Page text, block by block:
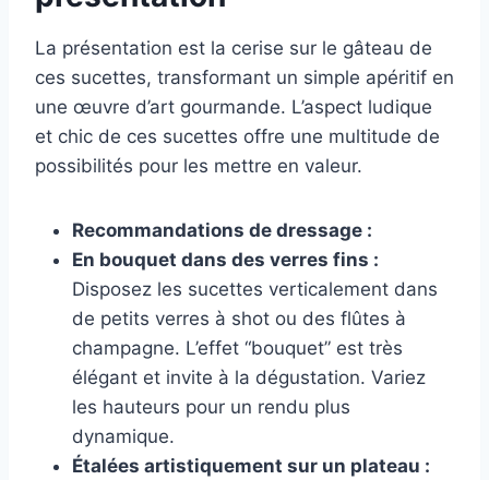
La présentation est la cerise sur le gâteau de
ces sucettes, transformant un simple apéritif en
une œuvre d’art gourmande. L’aspect ludique
et chic de ces sucettes offre une multitude de
possibilités pour les mettre en valeur.
Recommandations de dressage :
En bouquet dans des verres fins :
Disposez les sucettes verticalement dans
de petits verres à shot ou des flûtes à
champagne. L’effet “bouquet” est très
élégant et invite à la dégustation. Variez
les hauteurs pour un rendu plus
dynamique.
Étalées artistiquement sur un plateau :